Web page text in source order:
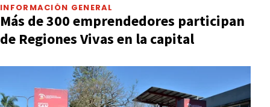
INFORMACIÓN GENERAL
Más de 300 emprendedores participan
de Regiones Vivas en la capital